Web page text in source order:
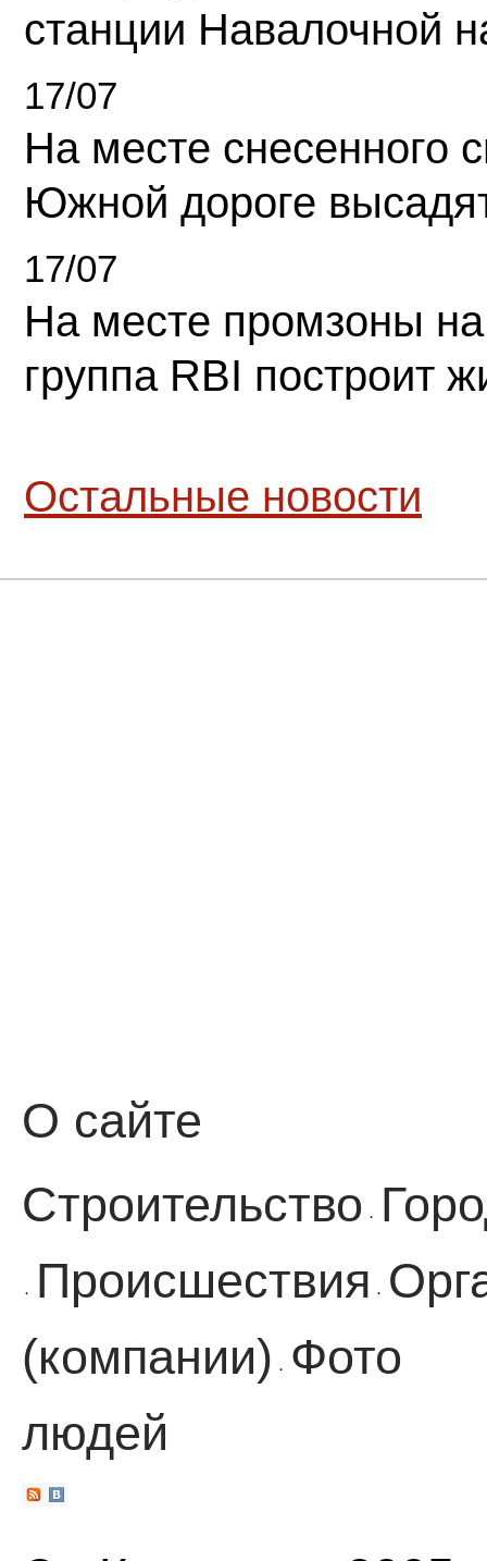
станции Навалочной
17/07
На месте снесенного
Южной дороге
17/07
На месте промзоны
группа RBI построит
Остальные новости
О сайте
Строительство ·
· Происшествия ·
(компании)
·
Фото
людей